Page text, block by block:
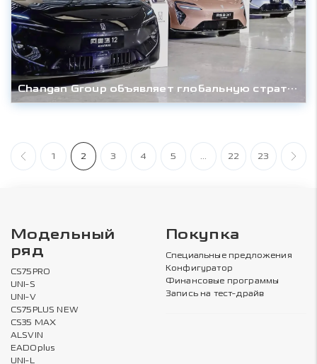
Changan Group объявляет глобальную стратегию «1+4+4+5»: курс на 600 млрд юаней и Топ-10 мирового автопрома к 2030 году
1 2 3 4 5 ... 22 23
Модельный
ряд
CS75PRO
UNI-S
UNI-V
CS75PLUS NEW
CS35 MAX
ALSVIN
EADOplus
UNI-L
Покупка
Специальные предложения
Конфигуратор
Финансовые программы
Запись на тест-драйв